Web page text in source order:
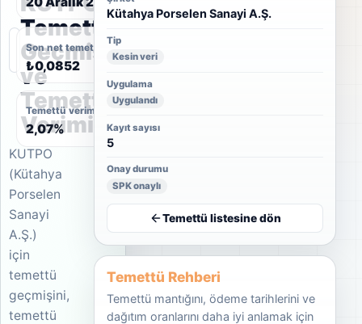
Temettü
Geçmişi
ve
Temettü
Verimi
KUTPO
(Kütahya
Porselen
Sanayi
A.Ş.)
için
temettü
geçmişini,
temettü
Son net temettü
₺0,0852
Temettü verimi
2,07%
Kütahya Porselen Sanayi A.Ş.
Tip
Kesin veri
Uygulama
Uygulandı
Kayıt sayısı
5
Onay durumu
SPK onaylı
Temettü listesine dön
Temettü Rehberi
Temettü mantığını, ödeme tarihlerini ve
dağıtım oranlarını daha iyi anlamak için